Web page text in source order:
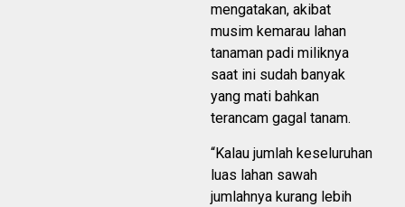
mengatakan, akibat
musim kemarau lahan
tanaman padi miliknya
saat ini sudah banyak
yang mati bahkan
terancam gagal tanam.
“Kalau jumlah keseluruhan
luas lahan sawah
jumlahnya kurang lebih